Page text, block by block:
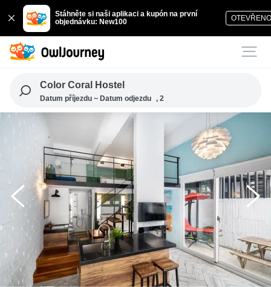
Stáhněte si naši aplikaci a kupón na první
objednávku: New100
Color Coral Hostel
Datum příjezdu ~ Datum odjezdu , 2